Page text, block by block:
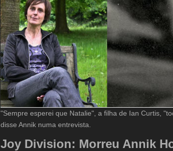
"Sempre esperei que Natalie", a filha de Ian Curtis,
disse Annik numa entrevista.
Joy Division: Morreu Annik